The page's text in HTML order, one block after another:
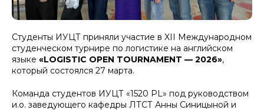
Студенты ИУЦТ приняли участие в XII Международном
студенческом турнире по логистике на английском
языке «LOGISTIC OPEN TOURNAMENT — 2026»,
который состоялся 27 марта.
Команда студентов ИУЦТ «1520 PL» под руководством
и.о. заведующего кафедры ЛТСТ Анны Синицыной и